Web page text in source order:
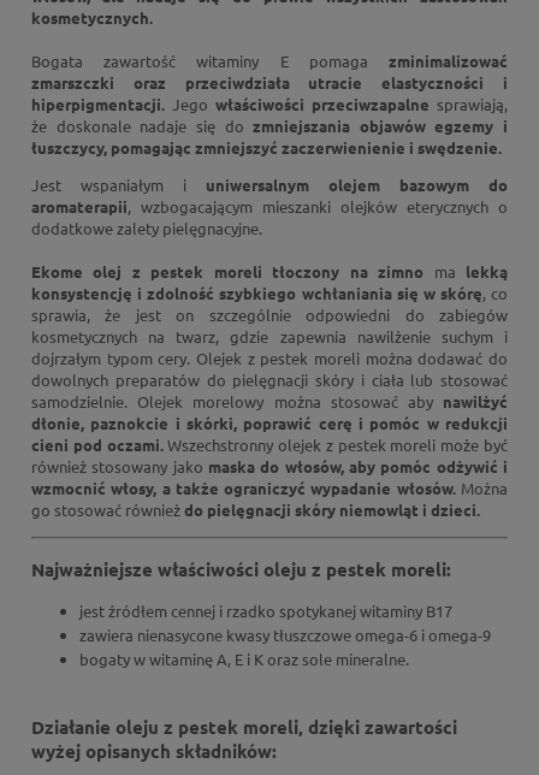
kosmetycznych.
Bogata zawartość witaminy E pomaga zminimalizować
zmarszczki oraz przeciwdziała utracie elastyczności i
hiperpigmentacji. Jego właściwości przeciwzapalne sprawiają,
że doskonale nadaje się dozmniejszania objawów egzemy i
łuszczycy, pomagając zmniejszyć zaczerwienienie i swędzenie.
Jest wspaniałym i uniwersalnym olejem bazowym do
aromaterapii, wzbogacającym mieszanki olejków eterycznych o
dodatkowe zalety pielęgnacyjne.
Ekome olej z pestek moreli tłoczony na zimno ma lekką
konsystencję i zdolność szybkiego wchłaniania się w skórę, co
sprawia, że jest on szczególnie odpowiedni do zabiegów
kosmetycznych na twarz, gdzie zapewnia nawilżenie suchym i
dojrzałym typom cery. Olejek z pestek moreli można dodawać do
dowolnych preparatów do pielęgnacji skóry i ciała lub stosować
samodzielnie. Olejek morelowy można stosować aby nawilżyć
dłonie, paznokcie i skórki, poprawić cerę i pomóc w redukcji
cieni pod oczami.Wszechstronny olejek z pestek moreli może być
również stosowany jako maska do włosów, aby pomóc odżywić i
wzmocnić włosy, a także ograniczyć wypadanie włosów.Można
go stosować równieżdo pielęgnacji skóry niemowląt i dzieci.
Najważniejsze właściwości oleju z pestek moreli:
jest źródłem cennej i rzadko spotykanej witaminy B17
zawiera nienasycone kwasy tłuszczowe omega-6 i omega-9
bogaty w witaminę A, E i K oraz sole mineralne.
Działanie oleju z pestek moreli, dzięki zawartości
wyżej opisanych składników: